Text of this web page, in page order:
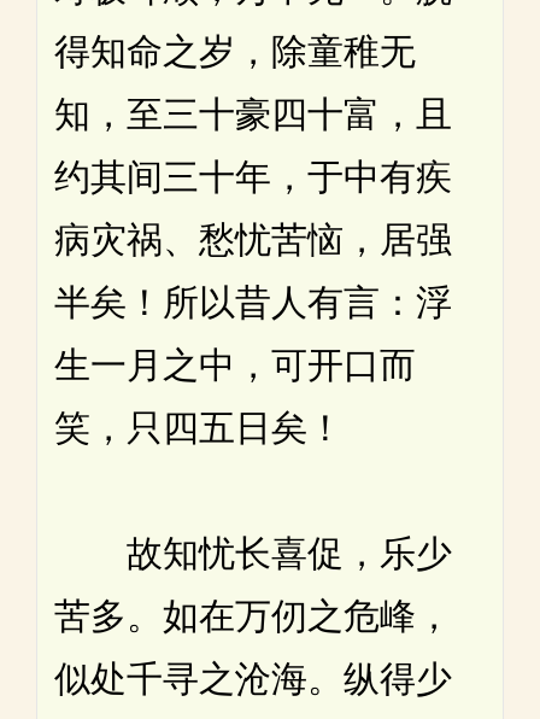
得知命之岁，除童稚无
知，至三十豪四十富，且
约其间三十年，于中有疾
病灾祸、愁忧苦恼，居强
半矣！所以昔人有言：浮
生一月之中，可开口而
笑，只四五日矣！
故知忧长喜促，乐少
苦多。如在万仞之危峰，
似处千寻之沧海。纵得少